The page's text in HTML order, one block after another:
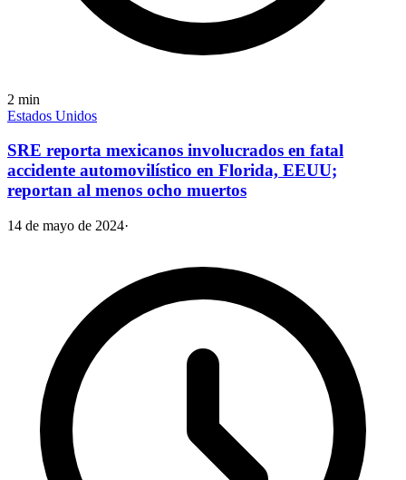
2 min
Estados Unidos
SRE reporta mexicanos involucrados en fatal
accidente automovilístico en Florida, EEUU;
reportan al menos ocho muertos
14 de mayo de 2024·